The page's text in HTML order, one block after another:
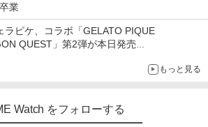
業
ラピケ、コラボ「GELATO PIQUE
QUEST」第2弾が本日発売
もっと見る
Watch をフォローする